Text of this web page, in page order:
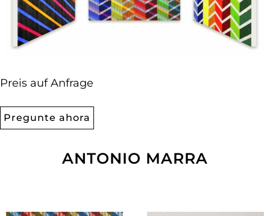
Preis auf Anfrage
Pregunte ahora
ANTONIO MARRA